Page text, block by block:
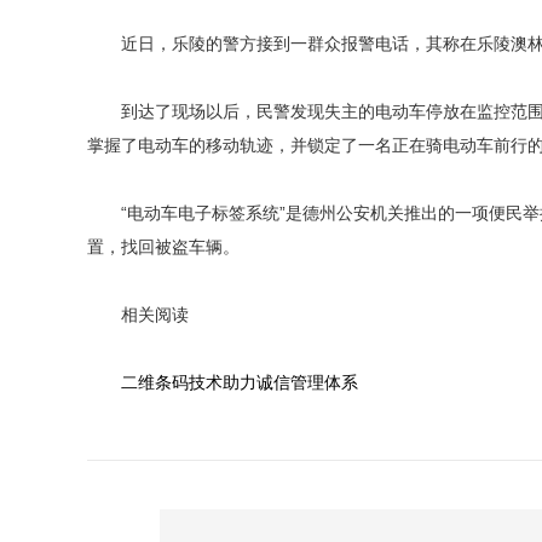
近日，乐陵的警方接到一群众报警电话，其称在乐陵澳
到达了现场以后，民警发现失主的电动车停放在监控范围
掌握了电动车的移动轨迹，并锁定了一名正在骑电动车前行
“电动车电子标签系统”是德州公安机关推出的一项便民举
置，找回被盗车辆。
相关阅读
二维条码技术助力诚信管理体系